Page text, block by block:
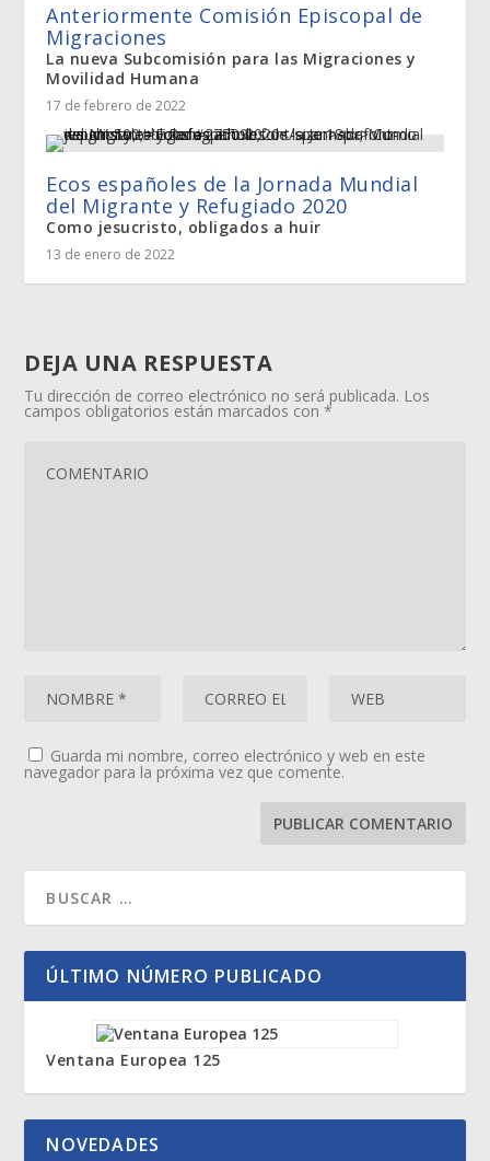
Anteriormente Comisión Episcopal de
Migraciones
La nueva Subcomisión para las Migraciones y
Movilidad Humana
17 de febrero de 2022
Ecos españoles de la Jornada Mundial
del Migrante y Refugiado 2020
Como jesucristo, obligados a huir
13 de enero de 2022
DEJA UNA RESPUESTA
Tu dirección de correo electrónico no será publicada. Los
campos obligatorios están marcados con*
Guarda mi nombre, correo electrónico y web en este
navegador para la próxima vez que comente.
ÚLTIMO NÚMERO PUBLICADO
Ventana Europea 125
NOVEDADES